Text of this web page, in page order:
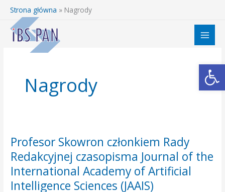
Przejdź
treści
Strona główna » Nagrody
Nagrody
Profesor Skowron członkiem Rady
Redakcyjnej czasopisma Journal of the
International Academy of Artificial
Intelligence Sciences (JAAIS)
Profesor
Skowron
członkiem
Rady